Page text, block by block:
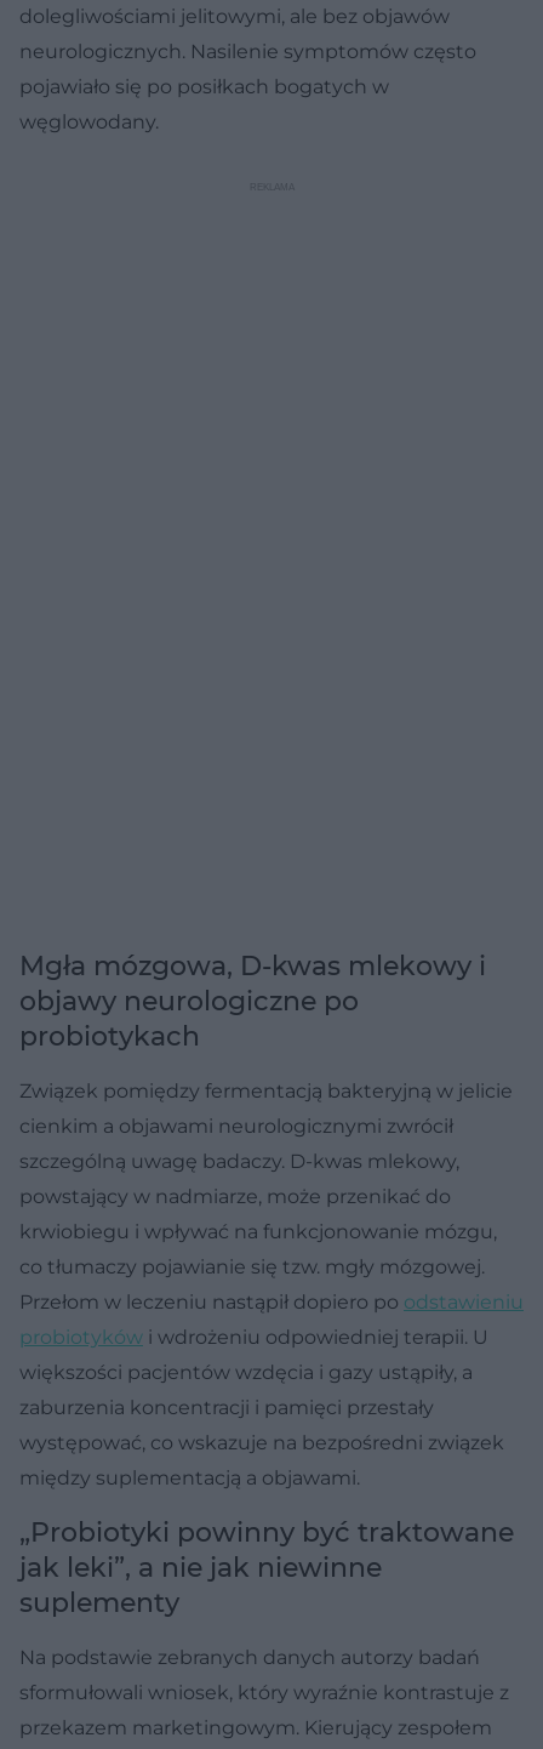
dolegliwościami jelitowymi, ale bez objawów
neurologicznych. Nasilenie symptomów często
pojawiało się po posiłkach bogatych w
węglowodany.
Mgła mózgowa, D-kwas mlekowy i
objawy neurologiczne po
probiotykach
Związek pomiędzy fermentacją bakteryjną w jelicie
cienkim a objawami neurologicznymi zwrócił
szczególną uwagę badaczy. D-kwas mlekowy,
powstający w nadmiarze, może przenikać do
krwiobiegu i wpływać na funkcjonowanie mózgu,
co tłumaczy pojawianie się tzw. mgły mózgowej.
Przełom w leczeniu nastąpił dopiero po odstawieniu
probiotyków i wdrożeniu odpowiedniej terapii. U
większości pacjentów wzdęcia i gazy ustąpiły, a
zaburzenia koncentracji i pamięci przestały
występować, co wskazuje na bezpośredni związek
między suplementacją a objawami.
„Probiotyki powinny być traktowane
jak leki”, a nie jak niewinne
suplementy
Na podstawie zebranych danych autorzy badań
sformułowali wniosek, który wyraźnie kontrastuje z
przekazem marketingowym. Kierujący zespołem